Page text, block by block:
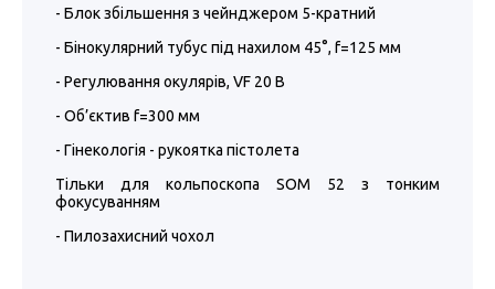
- Блок збільшення з чейнджером 5-кратний
- Бінокулярний тубус під нахилом 45°, f=125 мм
- Регулювання окулярів, VF 20 В
- Об’єктив f=300 мм
- Гінекологія - рукоятка пістолета
Тільки для кольпоскопа SOM 52 з тонким
фокусуванням
- Пилозахисний чохол